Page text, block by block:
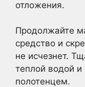
отложения.
Продолжайте
средство и
не исчезнет.
теплой водой
полотенцем.